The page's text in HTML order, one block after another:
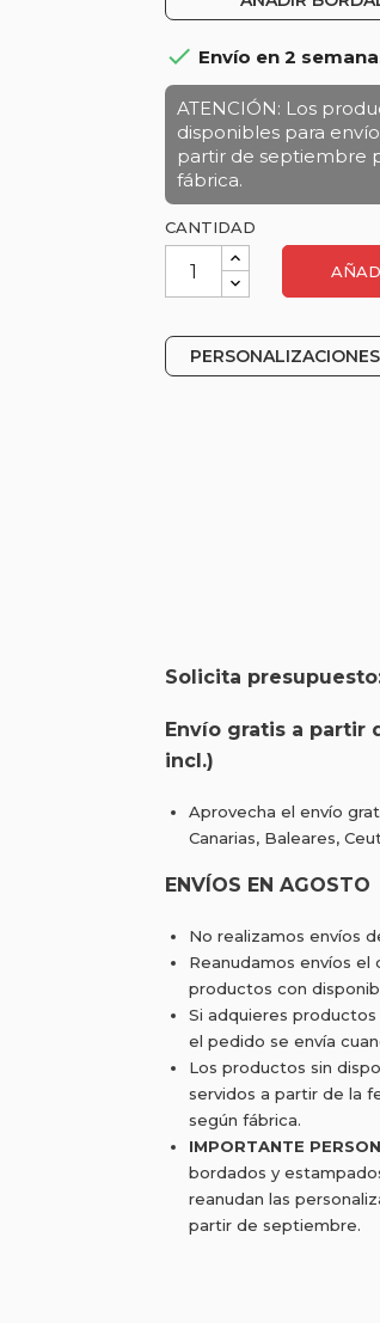
 Envío en 2
ATENCIÓN: Los
disponibles para
partir de septiembre
fábrica.
CANTIDAD
PERSONALIZACIONES
Solicita
Envío gratis a partir
incl.)
Aprovecha el envío
Canarias, Baleares,
ENVÍOS EN AGOSTO
No realizamos envíos
Reanudamos envíos
productos con
Si adquieres
el pedido se envía
Los productos sin
servidos a partir de la
según fábrica.
IMPORTANTE
bordados y
reanudan las
partir de septiembre.